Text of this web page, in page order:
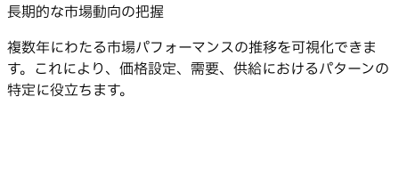
長期的な市場動向の把握
複数年にわたる市場パフォーマンスの推移を可視化できま
す。これにより、価格設定、需要、供給におけるパターンの
特定に役立ちます。